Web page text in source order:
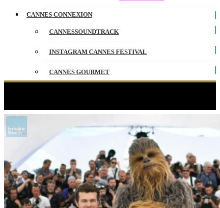
CANNES CONNEXION
CANNESSOUNDTRACK
INSTAGRAM CANNES FESTIVAL
CANNES GOURMET